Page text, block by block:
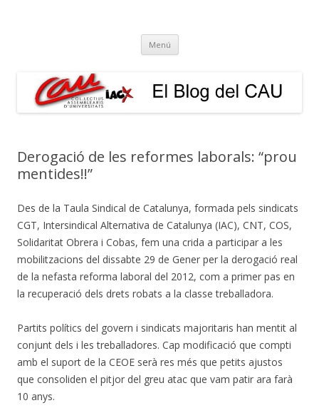
Menú Vés
contingut
Derogació de les reformes laborals: “prou
mentides!!”
Des de la Taula Sindical de Catalunya, formada pels sindicats
CGT, Intersindical Alternativa de Catalunya (IAC), CNT, COS,
Solidaritat Obrera i Cobas, fem una crida a participar a les
mobilitzacions del dissabte 29 de Gener per la derogació real
de la nefasta reforma laboral del 2012, com a primer pas en
la recuperació dels drets robats a la classe treballadora.
Partits polítics del govern i sindicats majoritaris han mentit al
conjunt dels i les treballadores. Cap modificació que compti
amb el suport de la CEOE serà res més que petits ajustos
que consoliden el pitjor del greu atac que vam patir ara farà
10 anys.